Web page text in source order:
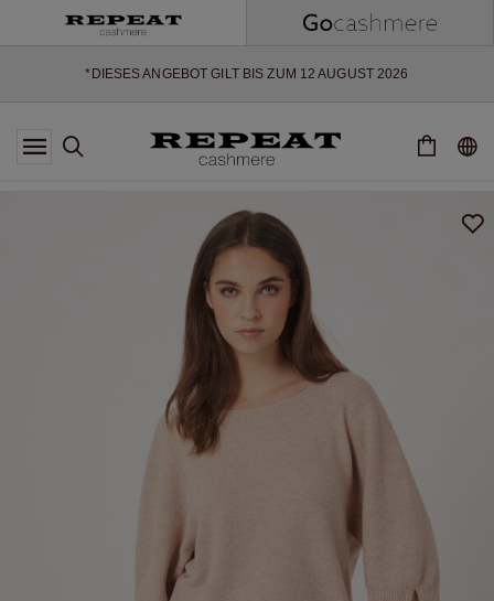
*DIESES ANGEBOT GILT BIS ZUM 12 AUGUST 2026
*GILT NICHT FÜR LIMITED EDITION
*AUSNAHMEN SIND MÖGLICH
SAISON
EXTRA 10% OFF SALE